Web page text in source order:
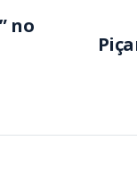
no